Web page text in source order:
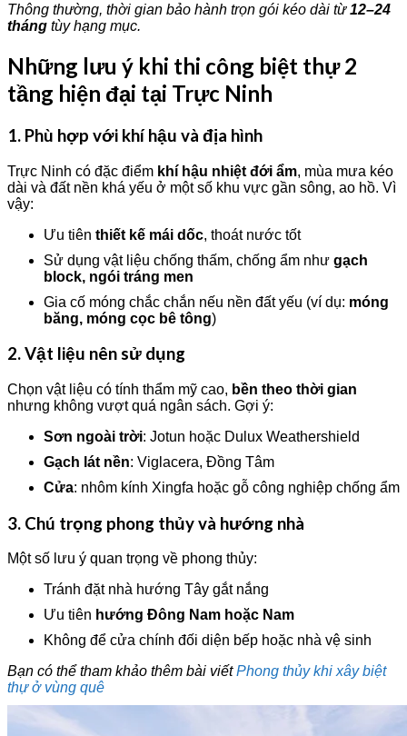
Thông thường, thời gian bảo hành trọn gói kéo dài từ12–24
tháng tùy hạng mục.
Những lưu ý khi thi công biệt thự 2
tầng hiện đại tại Trực Ninh
1. Phù hợp với khí hậu và địa hình
Trực Ninh có đặc điểm khí hậu nhiệt đới ẩm, mùa mưa kéo
dài và đất nền khá yếu ở một số khu vực gần sông, ao hồ. Vì
vậy:
Ưu tiên thiết kế mái dốc, thoát nước tốt
Sử dụng vật liệu chống thấm, chống ẩm như gạch
block, ngói tráng men
Gia cố móng chắc chắn nếu nền đất yếu (ví dụ: móng
băng, móng cọc bê tông)
2. Vật liệu nên sử dụng
Chọn vật liệu có tính thẩm mỹ cao, bền theo thời gian
nhưng không vượt quá ngân sách. Gợi ý:
Sơn ngoài trời: Jotun hoặc Dulux Weathershield
Gạch lát nền: Viglacera, Đồng Tâm
Cửa: nhôm kính Xingfa hoặc gỗ công nghiệp chống ẩm
3. Chú trọng phong thủy và hướng nhà
Một số lưu ý quan trọng về phong thủy:
Tránh đặt nhà hướng Tây gắt nắng
Ưu tiên hướng Đông Nam hoặc Nam
Không để cửa chính đối diện bếp hoặc nhà vệ sinh
Bạn có thể tham khảo thêm bài viếtPhong thủy khi xây biệt
thự ở vùng quê